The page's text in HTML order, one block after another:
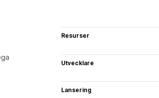
Resurser
Utvecklare
Lansering